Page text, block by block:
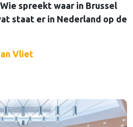
spreekt waar in Brussel
staat er in Nederland op de
Vliet